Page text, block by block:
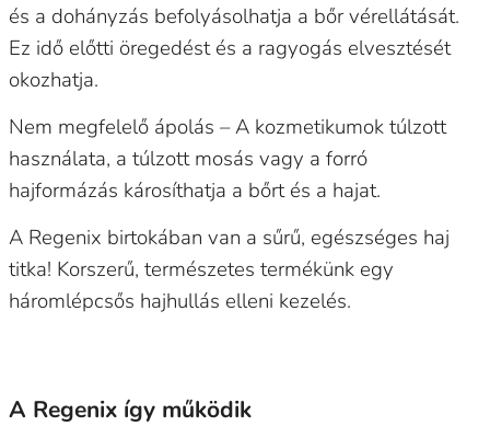
és a dohányzás befolyásolhatja a bőr vérellátását.
Ez idő előtti öregedést és a ragyogás elvesztését
okozhatja.
Nem megfelelő ápolás – A kozmetikumok túlzott
használata, a túlzott mosás vagy a forró
hajformázás károsíthatja a bőrt és a hajat.
A Regenix birtokában van a sűrű, egészséges haj
titka! Korszerű, természetes termékünk egy
háromlépcsős hajhullás elleni kezelés.
A Regenix így működik